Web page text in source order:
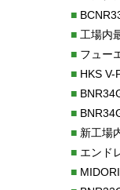
■
■工場内
■フューエ
■HKS V-
■BNR34GT-
■BNR34GT-R
■新工場
■エンドレス
■MIDORI